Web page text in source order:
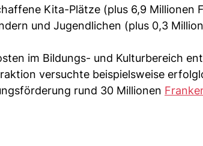
Kita-Plätze (plus 6,9 Millionen
und Jugendlichen (plus 0,3
im Bildungs- und Kulturbereich
versuchte beispielsweise
rund 30 Millionen